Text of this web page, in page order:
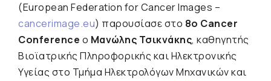
(European Federation for Cancer Images –
cancerimage.eu) παρουσίασε στο 8ο Cancer
Conference o Μανώλης Τσικνάκης, καθηγητής
Βιοϊατρικής Πληροφορικής και Ηλεκτρονικής
Υγείας στο Τμήμα Ηλεκτρολόγων Μηχανικών και